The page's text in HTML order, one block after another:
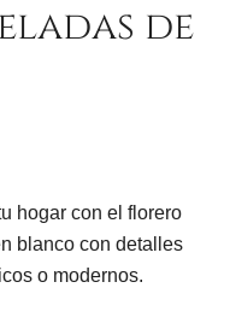
de
hogar con el florero
blanco con detalles
o modernos.